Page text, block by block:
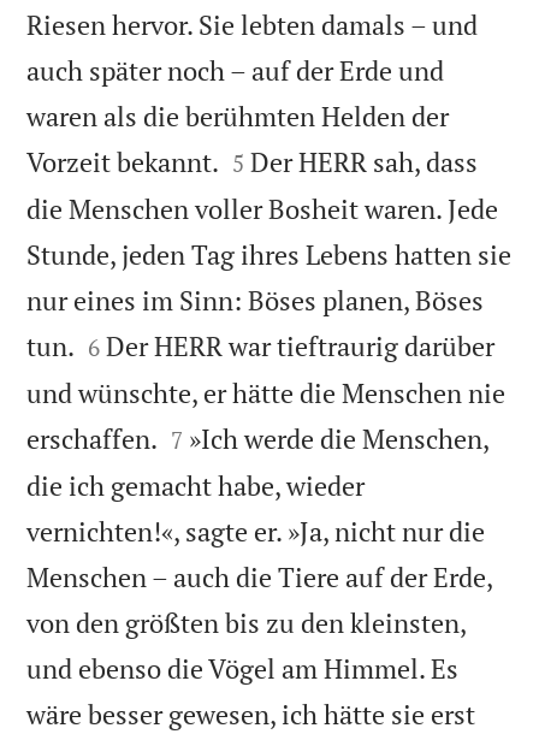
Riesen hervor. Sie lebten damals – und
auch später noch – auf der Erde und
waren als die berühmten Helden der
Vorzeit bekannt. 

5 Der HERR sah, dass
die Menschen voller Bosheit waren. Jede
Stunde, jeden Tag ihres Lebens hatten sie
nur eines im Sinn: Böses planen, Böses
tun. 

6 Der HERR war tieftraurig darüber
und wünschte, er hätte die Menschen nie
erschaffen. 

7 »Ich werde die Menschen,
die ich gemacht habe, wieder
vernichten!«, sagte er. »Ja, nicht nur die
Menschen – auch die Tiere auf der Erde,
von den größten bis zu den kleinsten,
und ebenso die Vögel am Himmel. Es
wäre besser gewesen, ich hätte sie erst